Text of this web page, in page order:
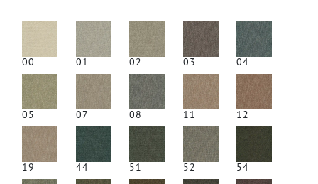
00 01 02 03 04
05 07 08 11 12
19 44 51 52 54